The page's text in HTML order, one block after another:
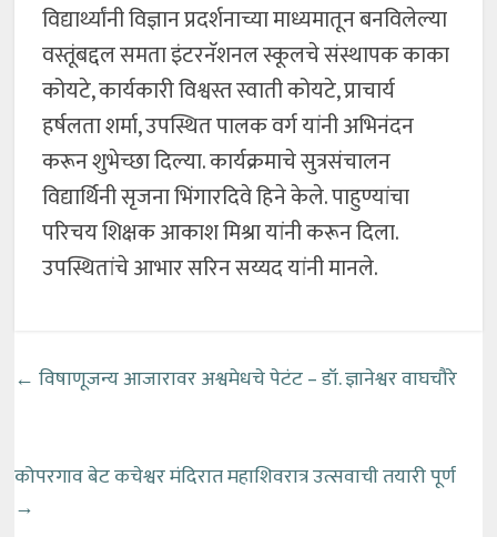
विद्यार्थ्यांनी विज्ञान प्रदर्शनाच्या माध्यमातून बनविलेल्या
वस्तूंबद्दल समता इंटरनॅशनल स्कूलचे संस्थापक काका
कोयटे, कार्यकारी विश्वस्त स्वाती कोयटे, प्राचार्य
हर्षलता शर्मा, उपस्थित पालक वर्ग यांनी अभिनंदन
करून शुभेच्छा दिल्या. कार्यक्रमाचे सुत्रसंचालन
विद्यार्थिनी सृजना भिंगारदिवे हिने केले. पाहुण्यांचा
परिचय शिक्षक आकाश मिश्रा यांनी करून दिला.
उपस्थितांचे आभार सरिन सय्यद यांनी मानले.
← विषाणूजन्य आजारावर अश्वमेधचे पेटंट – डॉ. ज्ञानेश्वर वाघचौरे
कोपरगाव बेट कचेश्वर मंदिरात महाशिवरात्र उत्सवाची तयारी पूर्ण
→